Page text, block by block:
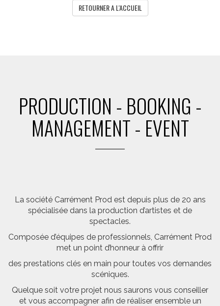
RETOURNER A L'ACCUEIL
PRODUCTION - BOOKING -
MANAGEMENT - EVENT
La société Carrément Prod est depuis plus de 20 ans
spécialisée dans la production d’artistes et de
spectacles.
Composée d’équipes de professionnels, Carrément Prod
met un point d’honneur à offrir
des prestations clés en main pour toutes vos demandes
scéniques.
Quelque soit votre projet nous saurons vous conseiller
et vous accompagner afin de réaliser ensemble un